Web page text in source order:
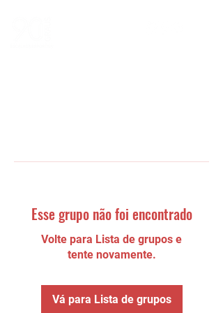
Esse grupo não foi encontrado
Volte para Lista de grupos e
tente novamente.
Vá para Lista de grupos